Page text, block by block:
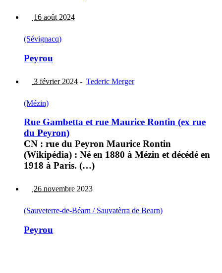
16 août 2024
(Sévignacq)
Peyrou
3 février 2024 - Tederic Merger
(Mézin)
Rue Gambetta et rue Maurice Rontin (ex rue
du Peyron)
CN : rue du Peyron Maurice Rontin
(Wikipédia) : Né en 1880 à Mézin et décédé en
1918 à Paris. (…)
26 novembre 2023
(Sauveterre-de-Béarn / Sauvatèrra de Bearn)
Peyrou